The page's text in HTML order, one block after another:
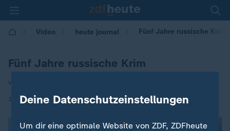
Video heute journal Fünf Jahre russische Krim
Fünf Jahre russische Krim
von Bernhard Lichte
18.03.2019 | 21:45
Deine Datenschutzeinstellungen
Um dir eine optimale Website von ZDF, ZDFheute